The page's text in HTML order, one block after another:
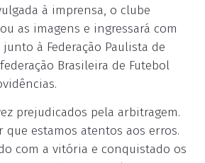
à imprensa, o clube
as imagens e ingressará com
à Federação Paulista de
Brasileira de Futebol
prejudicados pela arbitragem.
que estamos atentos aos erros.
com a vitória e conquistado os